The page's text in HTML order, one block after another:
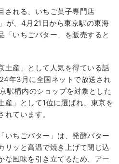
される、いちご菓子専門店
が、4月21日から東京駅の東海
「いちごバター」を販売すると
土産」として人気を得ている話
年3月に全国ネットで放送され
駅構内のショップを対象とした
産」として1位に選ばれ、東京を
ています。
いちごバター」は、発酵バター
リッと高温で焼き上げて閉じ込
な風味を引き立てるため、アー